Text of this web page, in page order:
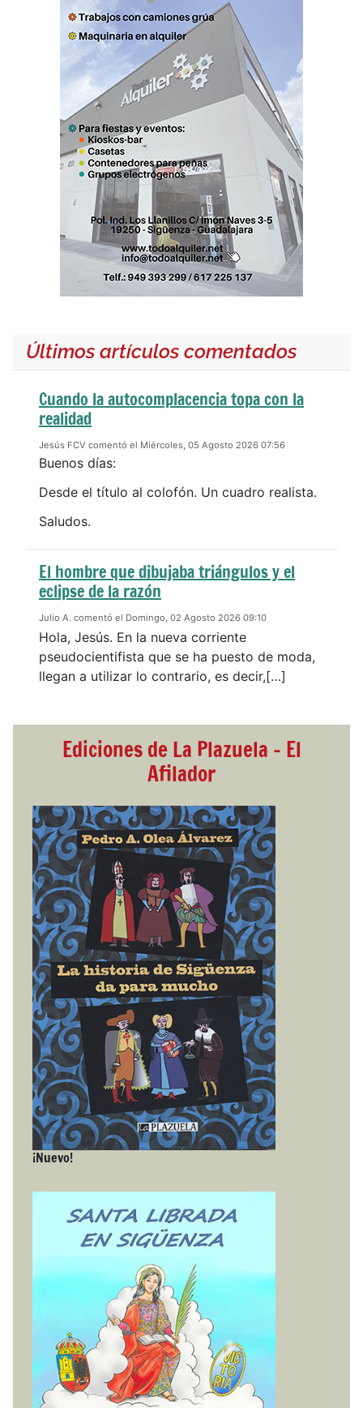
Últimos artículos comentados
Cuando la autocomplacencia topa con la
realidad
Jesús FCV comentó el Miércoles, 05 Agosto 2026 07:56
Buenos días:
Desde el título al colofón. Un cuadro realista.
Saludos.
El hombre que dibujaba triángulos y el
eclipse de la razón
Julio A. comentó el Domingo, 02 Agosto 2026 09:10
Hola, Jesús. En la nueva corriente
pseudocientifista que se ha puesto de moda,
llegan a utilizar lo contrario, es decir,[…]
Ediciones de La Plazuela - El
Afilador
¡Nuevo!